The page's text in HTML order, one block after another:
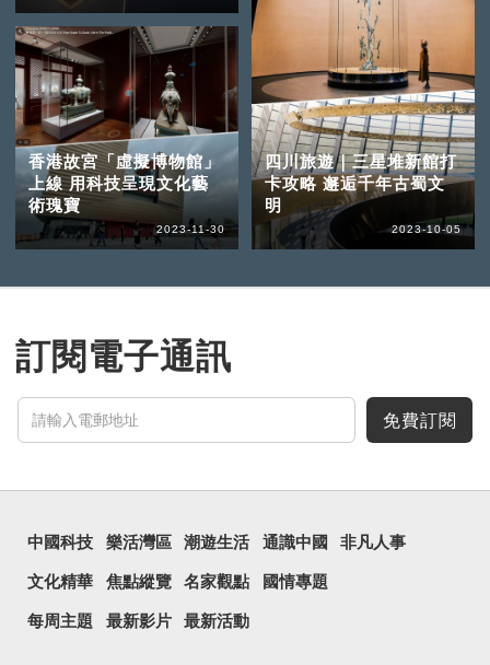
香港故宮「虛擬博物館」
上線 用科技呈現文化藝
術瑰寶
2023-11-30
四川旅遊｜三星堆新館打
卡攻略 邂逅千年古蜀文
明
2023-10-05
訂閱電子通訊
免費訂閱
中國科技 樂活灣區 潮遊生活 通識中國 非凡人事
文化精華 焦點縱覽 名家觀點 國情專題
每周主題 最新影片 最新活動